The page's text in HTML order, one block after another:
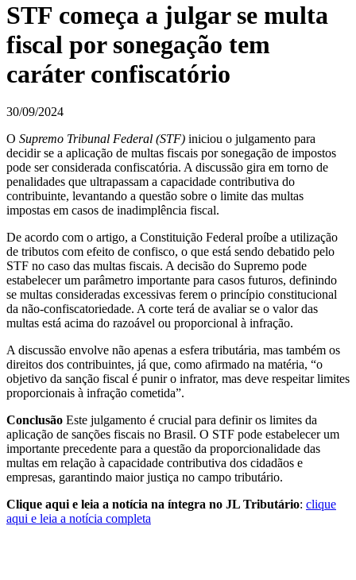
STF começa a julgar se multa
fiscal por sonegação tem
caráter confiscatório
30/09/2024
O Supremo Tribunal Federal (STF) iniciou o julgamento para
decidir se a aplicação de multas fiscais por sonegação de impostos
pode ser considerada confiscatória. A discussão gira em torno de
penalidades que ultrapassam a capacidade contributiva do
contribuinte, levantando a questão sobre o limite das multas
impostas em casos de inadimplência fiscal.
De acordo com o artigo, a Constituição Federal proíbe a utilização
de tributos com efeito de confisco, o que está sendo debatido pelo
STF no caso das multas fiscais. A decisão do Supremo pode
estabelecer um parâmetro importante para casos futuros, definindo
se multas consideradas excessivas ferem o princípio constitucional
da não-confiscatoriedade. A corte terá de avaliar se o valor das
multas está acima do razoável ou proporcional à infração.
A discussão envolve não apenas a esfera tributária, mas também os
direitos dos contribuintes, já que, como afirmado na matéria, “o
objetivo da sanção fiscal é punir o infrator, mas deve respeitar limites
proporcionais à infração cometida”.
Conclusão Este julgamento é crucial para definir os limites da
aplicação de sanções fiscais no Brasil. O STF pode estabelecer um
importante precedente para a questão da proporcionalidade das
multas em relação à capacidade contributiva dos cidadãos e
empresas, garantindo maior justiça no campo tributário.
Clique aqui e leia a notícia na íntegra no JL Tributário: clique
aqui e leia a notícia completa